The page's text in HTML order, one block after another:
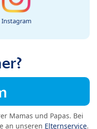
Instagram
Mamas und Papas. Bei
an unseren Elternservice.